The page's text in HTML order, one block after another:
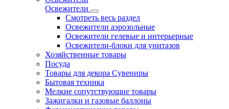
Освежители
Смотреть весь раздел
Освежители аэрозольные
Освежители гелевые и интерьерные
Освежители-блоки для унитазов
Хозяйственные товары
Посуда
Товары для декора Сувениры
Бытовая техника
Мелкие сопутствующие товары
Зажигалки и газовые баллоны